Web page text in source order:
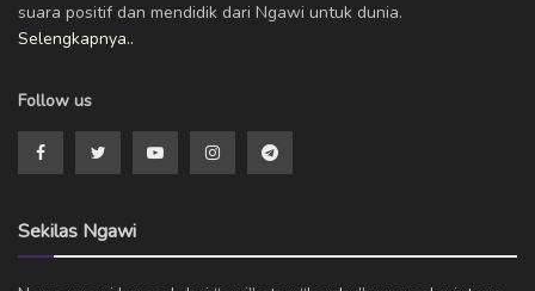
suara positif dan mendidik dari Ngawi untuk dunia.
Selengkapnya..
Follow us
Sekilas Ngawi